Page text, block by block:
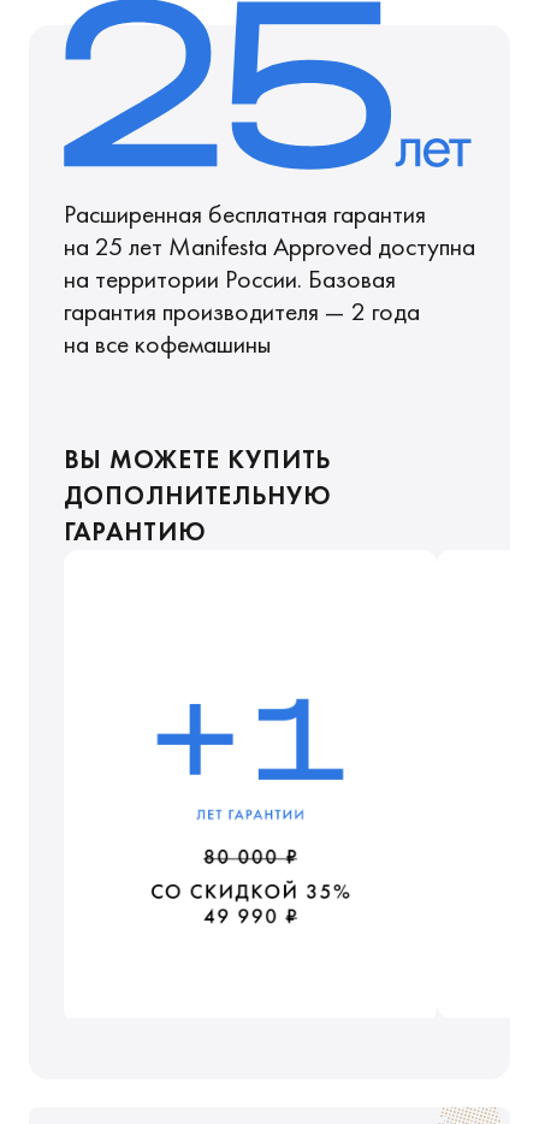
Расширенная бесплатная гарантия
на 25 лет Manifesta Approved доступна
на территории России. Базовая
гарантия производителя — 2 года
на все кофемашины
ВЫ МОЖЕТЕ КУПИТЬ
ДОПОЛНИТЕЛЬНУЮ
ГАРАНТИЮ
ГОД ГАРАНТИИ
80 000 ₽